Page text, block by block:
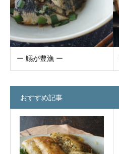
ー 鰯が豊漁 ー
おすすめ記事